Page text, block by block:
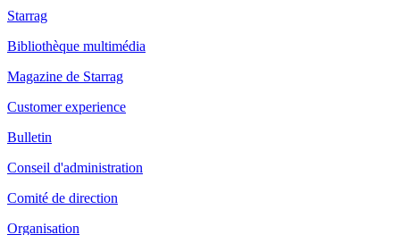
Starrag
Bibliothèque multimédia
Magazine de Starrag
Customer experience
Bulletin
Conseil d'administration
Comité de direction
Organisation